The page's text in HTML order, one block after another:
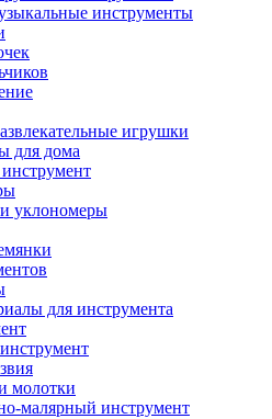
инструменты
игрушки
для дома
уклономеры
для инструмента
молотки
малярный инструмент